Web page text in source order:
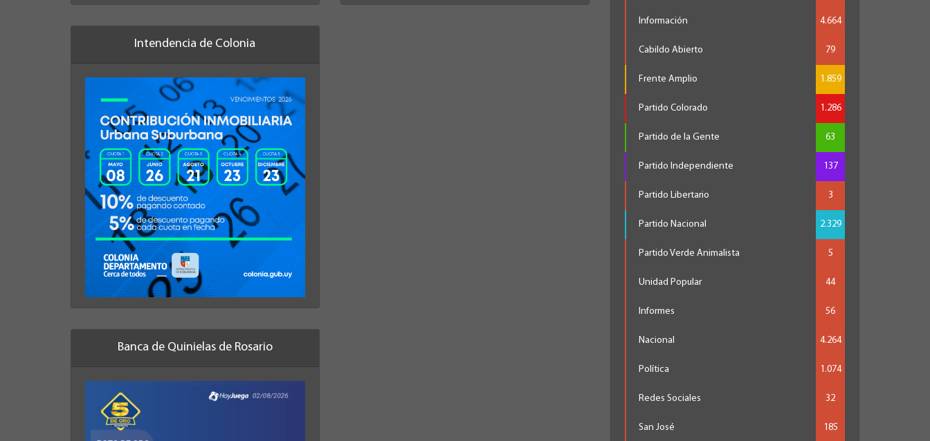
Intendencia de Colonia
Banca de Quinielas de Rosario
Información 4.664
Cabildo Abierto 79
Frente Amplio 1.859
Partido Colorado 1.286
Partido de la Gente 63
Partido Independiente 137
Partido Libertario 3
Partido Nacional 2.329
Partido Verde Animalista 5
Unidad Popular 44
Informes 56
Nacional 4.264
Política 1.074
Redes Sociales 32
San José 185